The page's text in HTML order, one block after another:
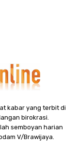
kabar yang terbit di
birokrasi.
semboyan harian
V/Brawijaya.